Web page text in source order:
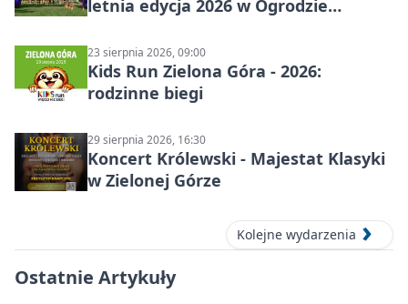
letnia edycja 2026 w Ogrodzie
23 sierpnia 2026, 09:00
Kids Run Zielona Góra - 2026:
rodzinne biegi
29 sierpnia 2026, 16:30
Koncert Królewski - Majestat Klasyki
w Zielonej Górze
Kolejne wydarzenia
Ostatnie Artykuły